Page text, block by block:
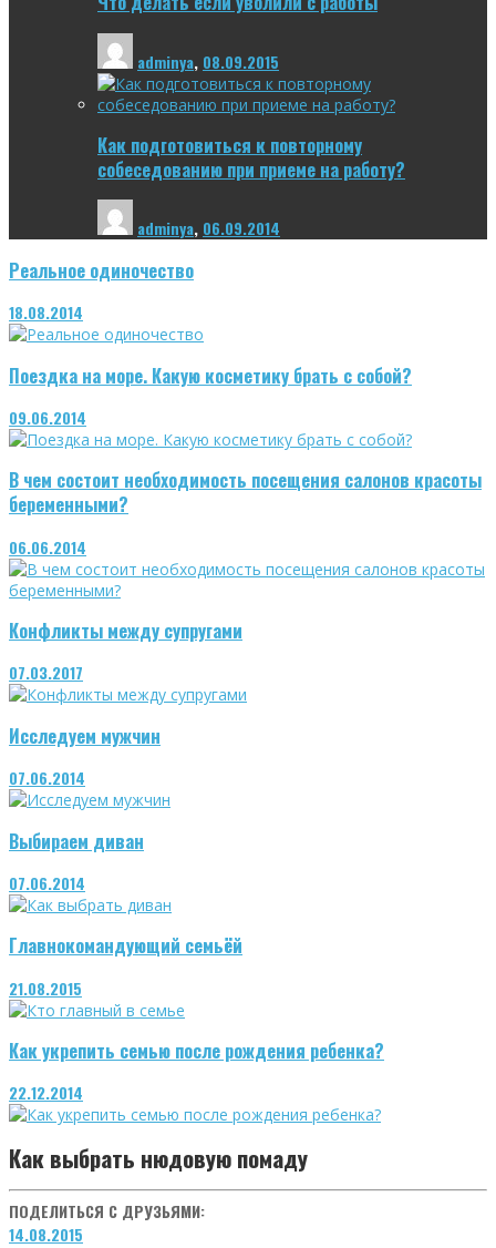
adminya, 08.09.2015
Как подготовиться к повторному
собеседованию при приеме на работу?
adminya, 06.09.2014
Реальное одиночество
18.08.2014
Поездка на море. Какую косметику брать с собой?
09.06.2014
В чем состоит необходимость посещения салонов красоты
беременными?
06.06.2014
Конфликты между супругами
07.03.2017
Исследуем мужчин
07.06.2014
Выбираем диван
07.06.2014
Главнокомандующий семьёй
21.08.2015
Как укрепить семью после рождения ребенка?
22.12.2014
Как выбрать нюдовую помаду
ПОДЕЛИТЬСЯ С ДРУЗЬЯМИ:
14.08.2015